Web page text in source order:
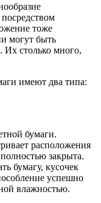
тоже
могут быть
столько много,
имеют два типа:
бумаги.
расположения
закрыта.
бумагу, кусочек
успешно
влажностью.